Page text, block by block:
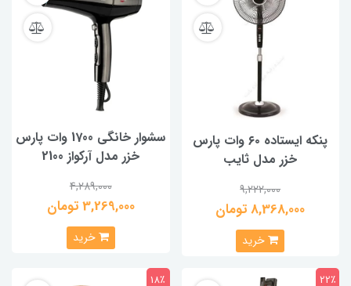
پنکه ایستاده ۶۰ وات پارس
خزر مدل ثايب
9,222,000
8,368,000 تومان
خرید
سشوار خانگی 1700 وات پارس
خزر مدل آرکواز 2100
4,289,000
3,269,000 تومان
خرید
22٪ 18٪